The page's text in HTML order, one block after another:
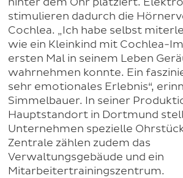
stimulieren dadurch die
Cochlea. „Ich habe selbst
wie ein Kleinkind mit Cochlea-
ersten Mal in seinem Leben
wahrnehmen konnte. Ein
sehr emotionales Erlebnis“,
Simmelbauer. In seiner
Hauptstandort in Dortmund
Unternehmen spezielle
Zentrale zählen zudem das
Verwaltungsgebäude und ein
Mitarbeitertrainingszentrum.